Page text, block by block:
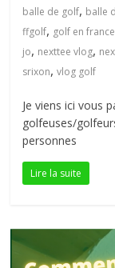
balle de golf, balle
ffgolf, golf en france
jo, nexttee vlog,
srixon,vlog golf
Je viens ici vous
golfeuses/
personnes
Lire la suite